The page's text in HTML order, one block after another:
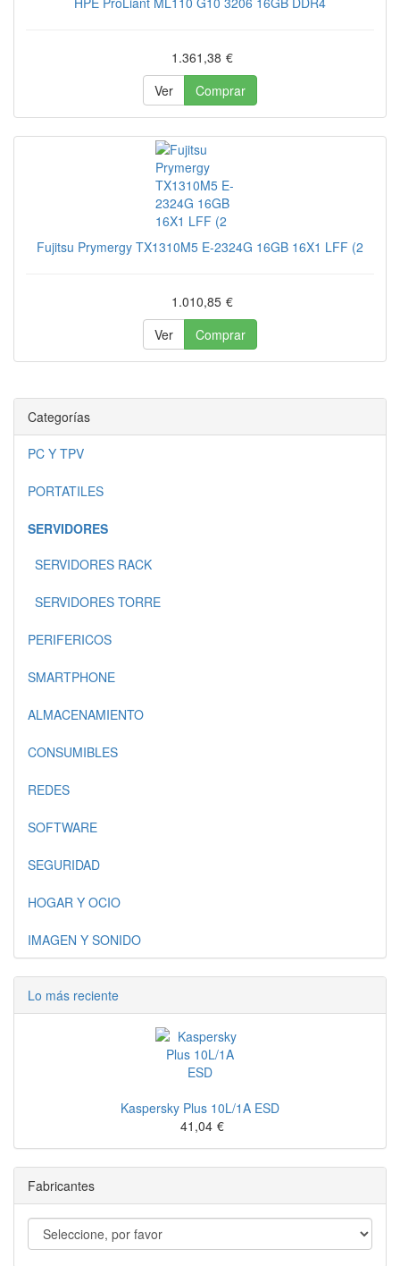
1.361,38 €
Ver
Comprar
Fujitsu Prymergy TX1310M5 E-2324G 16GB 16X1 LFF (2
1.010,85 €
Ver
Comprar
Categorías
PC Y TPV
PORTATILES
SERVIDORES
SERVIDORES RACK
SERVIDORES TORRE
PERIFERICOS
SMARTPHONE
ALMACENAMIENTO
CONSUMIBLES
REDES
SOFTWARE
SEGURIDAD
HOGAR Y OCIO
IMAGEN Y SONIDO
Lo más reciente
Kaspersky Plus 10L/1A ESD
41,04 €
Fabricantes